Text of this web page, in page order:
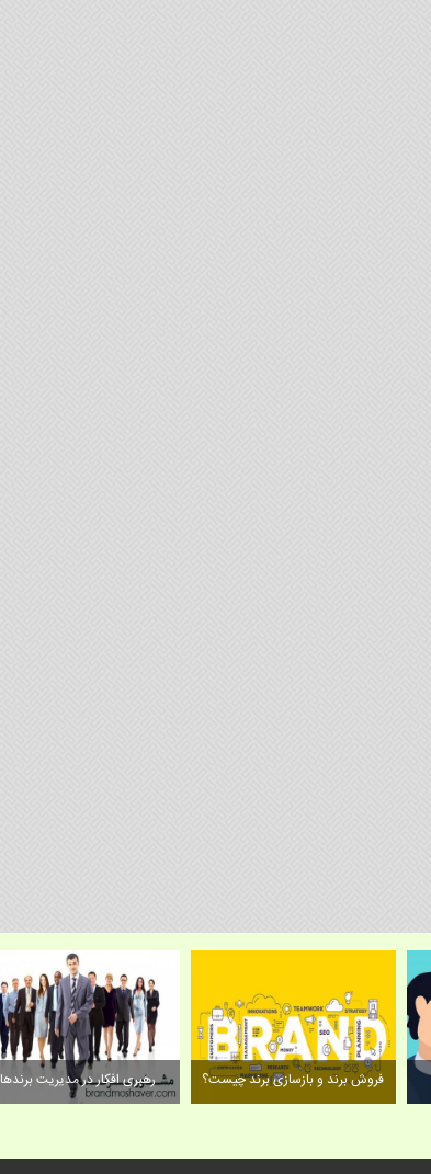
رهبری افکار در مدیریت برندها فروش برند و بازسازی برند چیست؟